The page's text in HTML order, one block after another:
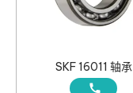
SKF 16011 轴承